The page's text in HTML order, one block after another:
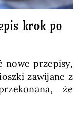
krok po
nowe przepisy,
zawijane z
że